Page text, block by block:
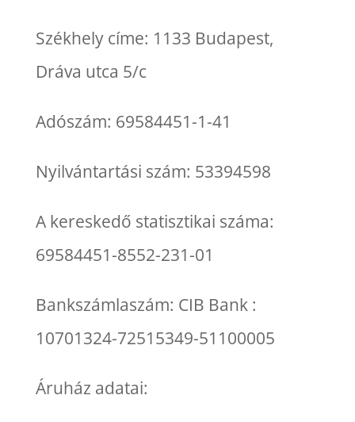
Székhely címe: 1133 Budapest,
Dráva utca 5/c
Adószám: 69584451-1-41
Nyilvántartási szám: 53394598
A kereskedő statisztikai száma:
69584451-8552-231-01
Bankszámlaszám: CIB Bank :
10701324-72515349-51100005
Áruház adatai: